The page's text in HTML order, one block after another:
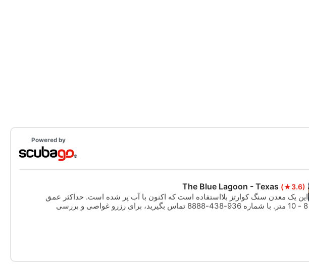
Powered by
The Blue Lagoon - Texas (★3.6)
این یک معدن سنگ کوارتز بلااستفاده است که اکنون با آب پر شده است. حداکثر عمق
8 - 10 متر. با شماره 936-438-8888 تماس بگیرید، برای رزرو غواصی و بررسی